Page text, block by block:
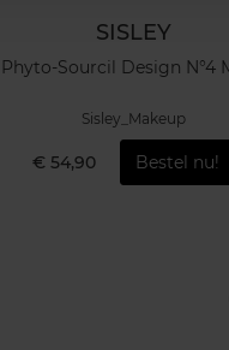
SISLEY
Phyto-Sourcil Design N°4
Sisley_Makeup
€ 54,90 Bestel nu!